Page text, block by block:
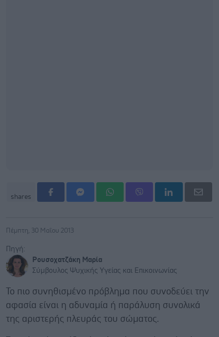
shares
Πέμπτη, 30 Μαΐου 2013
Πηγή:
Ρουσοχατζάκη Μαρία
Σύμβουλος Ψυχικής Υγείας και Επικοινωνίας
Το πιο συνηθισμένο πρόβλημα που συνοδεύει την
αφασία είναι η αδυναμία ή παράλυση συνολικά
της αριστερής πλευράς του σώματος.